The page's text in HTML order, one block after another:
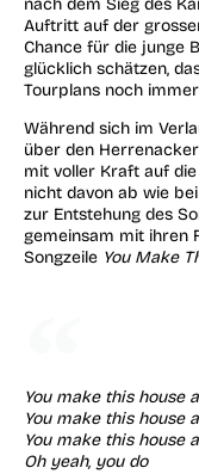
Auftritt auf der
Chance für die junge
glücklich schätzen,
Tourplans noch
Während sich im
über den
mit voller Kraft auf
nicht davon ab wie bei
zur Entstehung des
gemeinsam mit ihren
Songzeile You Make
You make this house
You make this house
You make this house
Oh yeah, you do